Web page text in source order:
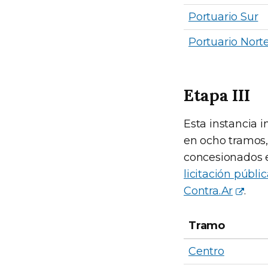
Portuario Sur
Portuario
Etapa III
Esta instancia
en ocho
concesionados
licitación
Contra.Ar
.
Tramo
Centro